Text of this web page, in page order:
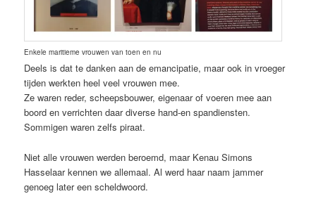
Enkele maritieme vrouwen van toen en nu
Deels is dat te danken aan de emancipatie, maar ook in vroeger
tijden werkten heel veel vrouwen mee.
Ze waren reder, scheepsbouwer, eigenaar of voeren mee aan
boord en verrichten daar diverse hand-en spandiensten.
Sommigen waren zelfs piraat.
Niet alle vrouwen werden beroemd, maar Kenau Simons
Hasselaar kennen we allemaal. Al werd haar naam jammer
genoeg later een scheldwoord.